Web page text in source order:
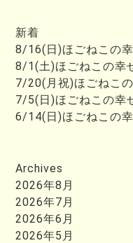
新着
8/16(日)ほごねこの
8/1(土)ほごねこの幸
7/20(月祝)ほごねこ
7/5(日)ほごねこの幸
6/14(日)ほごねこの
Archives
2026年8月
2026年7月
2026年6月
2026年5月